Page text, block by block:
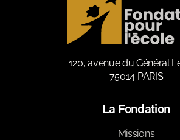
120, avenue du Général
75014 PARIS
La Fondation
Missions